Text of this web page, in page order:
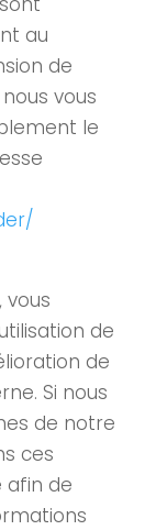
au
de
vous
le
vous
de
de
Si nous
de notre
ces
afin de